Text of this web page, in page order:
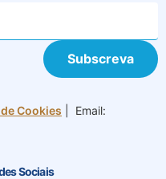
Subscreva
Cookies | Email:
Sociais